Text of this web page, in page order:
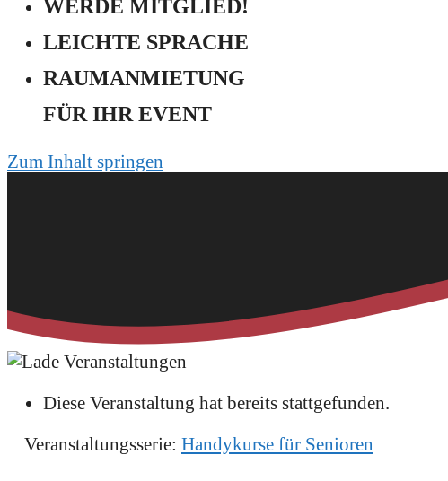
WERDE MITGLIED!
LEICHTE SPRACHE
RAUMANMIETUNG
FÜR IHR EVENT
Zum Inhalt springen
Diese Veranstaltung hat bereits stattgefunden.
Veranstaltungsserie: Handykurse für Senioren